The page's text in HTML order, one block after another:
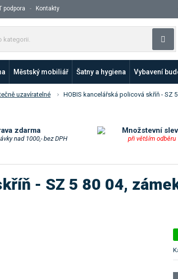
podpora Kontakty
d
j
t
d
n
Městský mobiliář Šatny a hygiena Vybavení
uzavíratelné HOBIS kancelářská policová skříň - SZ
zdarma
nad 1000,- bez DPH
Množstevní
při větším odběru
- SZ 5 80 04,